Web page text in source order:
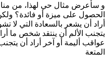
و سأعرض مثال حي لهذا، من
الحصول على ميزة أو فائدة؟
أراد أن يشعر بالسعادة التي لا
يتجنب الألم أن ينتقد شخص ما
عواقب أليمة أو آخر أراد أن
المتعة